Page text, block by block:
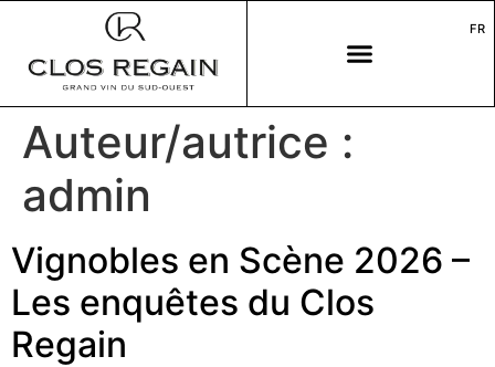
FR
Auteur/autrice :
admin
Vignobles en Scène 2026 –
Les enquêtes du Clos
Regain